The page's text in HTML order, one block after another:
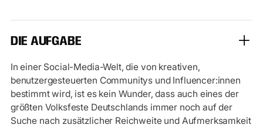
DIE AUFGABE
In einer Social-Media-Welt, die von kreativen,
benutzergesteuerten Communitys und Influencer:innen
bestimmt wird, ist es kein Wunder, dass auch eines der
größten Volksfeste Deutschlands immer noch auf der
Suche nach zusätzlicher Reichweite und Aufmerksamkeit